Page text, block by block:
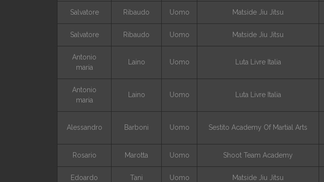
Salvatore Ribaudo Uomo Matside Jiu Jitsu
Salvatore Ribaudo Uomo Matside Jiu Jitsu
Antonio
maria
Laino Uomo Luta Livre Italia
Antonio
maria
Laino Uomo Luta Livre Italia
Alessandro Barboni Uomo Sestito Academy Of Martial Arts
Rosario Marotta Uomo Shoot Team Academy
Edoardo Tani Uomo Matside Jiu Jitsu